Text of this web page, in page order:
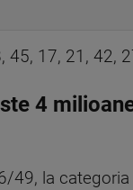
45, 17, 21, 42,
4
49, la categoria